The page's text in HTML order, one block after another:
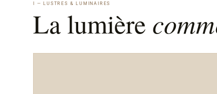
I — LUSTRES & LUMINAIRES
La lumière